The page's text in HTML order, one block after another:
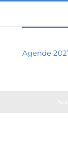
Agende